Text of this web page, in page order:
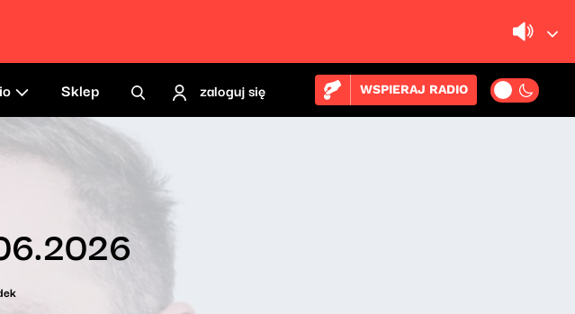
Sklep zaloguj się WSPIERAJ RADIO